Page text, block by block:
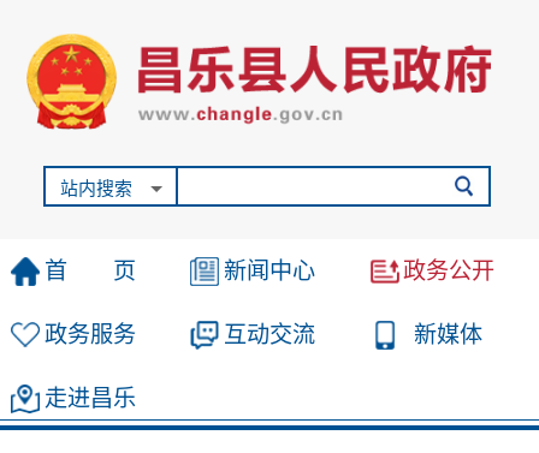
站内搜索
首 页 新闻中心 政务公开
政务服务 互动交流 新媒体
走进昌乐